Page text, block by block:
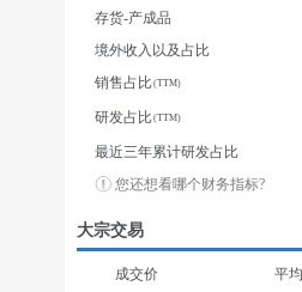
存货-产成品
境外收入以及占比
销售占比
研发占比
最近三年累计研发占比
您还想看哪个财务指标?
大宗交易
成交价 平